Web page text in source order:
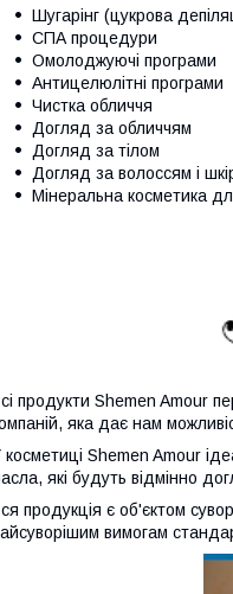
Шугарінг (цукрова
СПА процедури
Омолоджуючі програми
Антицелюлітні програми
Чистка обличчя
Догляд за обличчям
Догляд за тілом
Догляд за волоссям і
Мінеральна косметика
продукти Shemen Amour
яка дає нам
косметиці Shemen Amour
які будуть відмінно
продукція є об'єктом
вимогам